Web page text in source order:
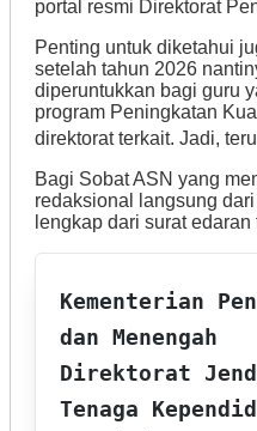
portal resmi Direktorat
Penting untuk diketahui
setelah tahun 2026
diperuntukkan bagi guru
program Peningkatan
direktorat terkait. Jadi,
Bagi Sobat ASN yang
redaksional langsung
lengkap dari surat edaran
Kementerian
dan Menengah
Direktorat
Tenaga